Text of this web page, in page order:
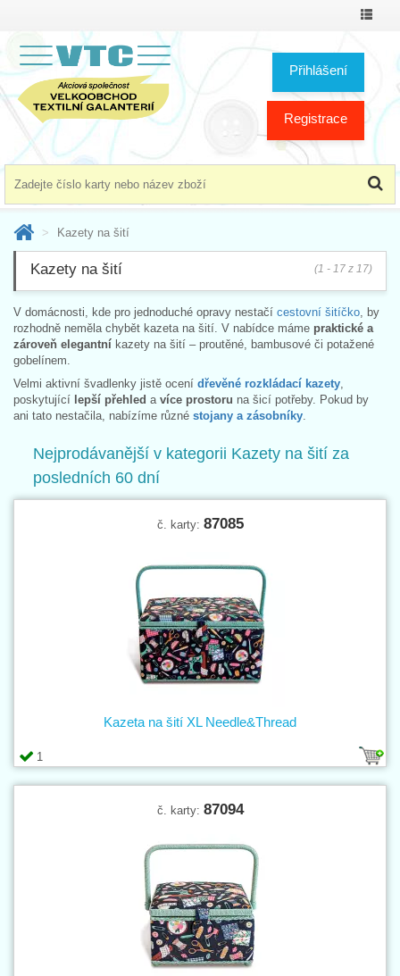
Přihlášení
Registrace
Kazety na šití
Kazety na šití (1 - 17 z 17)
V domácnosti, kde pro jednoduché opravy nestačí cestovní šitíčko , by
rozhodně neměla chybět kazeta na šití. V nabídce máme praktické a
zároveň elegantní kazety na šití – proutěné, bambusové či potažené
gobelínem.
Velmi aktivní švadlenky jistě ocení dřevěné rozkládací kazety
poskytující lepší přehled a více prostoru na šicí potřeby. Pokud by
ani tato nestačila, nabízíme různé stojany a zásobníky
Nejprodávanější v kategorii Kazety na šití za
posledních 60 dní
č. karty: 87085
1
Kazeta na šití XL Needle&Thread
č. karty: 87094